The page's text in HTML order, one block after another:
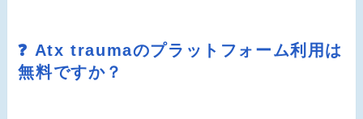
❓ Atx traumaのプラットフォーム利用は
無料ですか？